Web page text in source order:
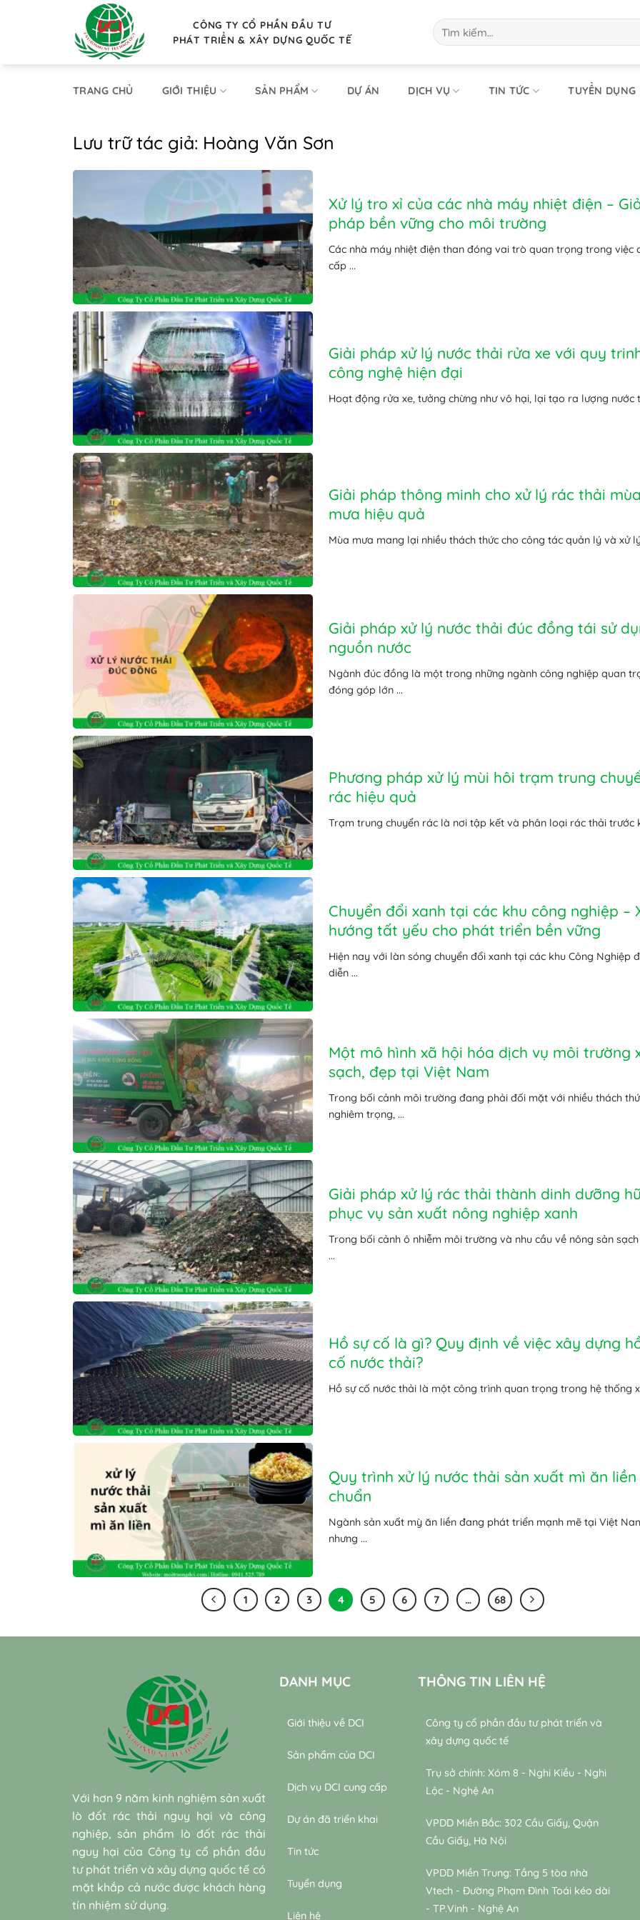
CÔNG TY CỔ PHẦN ĐẦU TƯ
PHÁT TRIỂN & XÂY DỰNG QUỐC TẾ
Tìm
kiếm:
TRANG CHỦ GIỚI THIỆU SẢN PHẨM DỰ ÁN DỊCH VỤ TIN TỨC TUYỂN DỤNG
Lưu trữ tác giả: Hoàng Văn Sơn
Xử lý tro xỉ của các nhà máy nhiệt điện –
pháp bền vững cho môi trường
Các nhà máy nhiệt điện than đóng vai trò quan trọng trong việc
cấp ...
Giải pháp xử lý nước thải rửa xe với quy
công nghệ hiện đại
Hoạt động rửa xe, tưởng chừng như vô hại, lại tạo ra lượng nước
Giải pháp thông minh cho xử lý rác thải mùa
mưa hiệu quả
Mùa mưa mang lại nhiều thách thức cho công tác quản lý và xử
Giải pháp xử lý nước thải đúc đồng tái sử
nguồn nước
Ngành đúc đồng là một trong những ngành công nghiệp quan
đóng góp lớn ...
Phương pháp xử lý mùi hôi trạm trung
rác hiệu quả
Trạm trung chuyển rác là nơi tập kết và phân loại rác thải trước
Chuyển đổi xanh tại các khu công nghiệp –
hướng tất yếu cho phát triển bền vững
Hiện nay với làn sóng chuyển đổi xanh tại các khu Công Nghiệp
diễn ...
Một mô hình xã hội hóa dịch vụ môi trường
sạch, đẹp tại Việt Nam
Trong bối cảnh môi trường đang phải đối mặt với nhiều thách
nghiêm trọng, ...
Giải pháp xử lý rác thải thành dinh dưỡng
phục vụ sản xuất nông nghiệp xanh
Trong bối cảnh ô nhiễm môi trường và nhu cầu về nông sản
...
Hồ sự cố là gì? Quy định về việc xây dựng
cố nước thải?
Hồ sự cố nước thải là một công trình quan trọng trong hệ thống
Quy trình xử lý nước thải sản xuất mì ăn
chuẩn
Ngành sản xuất mỳ ăn liền đang phát triển mạnh mẽ tại Việt
nhưng ...
1 2 3 4 5 6 7 … 68
Với hơn 9 năm kinh nghiệm sản xuất
lò đốt rác thải nguy hại và công
nghiệp, sản phẩm lò đốt rác thải
nguy hại của Công ty cổ phần đầu
tư phát triển và xây dựng quốc tế có
mặt khắp cả nước được khách hàng
tín nhiệm sử dụng.
DANH MỤC
Giới thiệu về DCI
Sản phẩm của DCI
Dịch vụ DCI cung cấp
Dự án đã triển khai
Tin tức
Tuyển dụng
Liên hệ
THÔNG TIN LIÊN HỆ
Công ty cổ phần đầu tư phát triển và
xây dựng quốc tế
Trụ sở chính: Xóm 8 - Nghi Kiều - Nghi
Lộc - Nghệ An
VPDD Miền Bắc: 302 Cầu Giấy, Quận
Cầu Giấy, Hà Nội
VPDD Miền Trung: Tầng 5 tòa nhà
Vtech - Đường Phạm Đình Toái kéo dài
- TP.Vinh - Nghệ An